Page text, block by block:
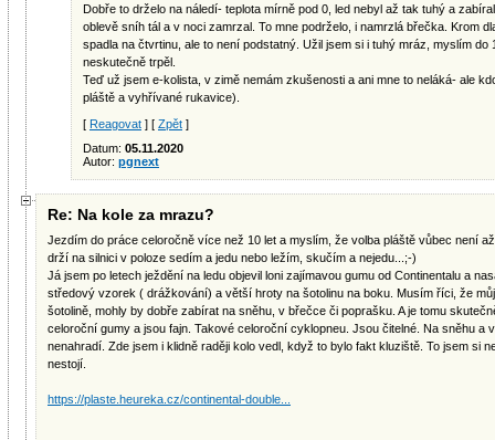
Dobře to drželo na náledí- teplota mírně pod 0, led nebyl až tak tuhý a
oblevě sníh tál a v noci zamrzal. To mne podrželo, i namrzlá břečka. Krom
spadla na čtvrtinu, ale to není podstatný. Užil jsem si i tuhý mráz, myslím do
neskutečně trpěl.
Teď už jsem e-kolista, v zimě nemám zkušenosti a ani mne to neláká- ale
pláště a vyhřívané rukavice).
[ Reagovat ] [ Zpět ]
Datum: 05.11.2020
Autor: pgnext
Re: Na kole za mrazu?
Jezdím do práce celoročně více než 10 let a myslím, že volba pláště vůbec není
drží na silnici v poloze sedím a jedu nebo ležím, skučím a nejedu...;-)
Já jsem po letech ježdění na ledu objevil loni zajímavou gumu od Continentalu a
středový vzorek ( drážkování) a větší hroty na šotolinu na boku. Musím říci, že
šotolině, mohly by dobře zabírat na sněhu, v břečce či poprašku. A je tomu
celoroční gumy a jsou fajn. Takové celoroční cyklopneu. Jsou čitelné. Na sněhu a
nenahradí. Zde jsem i klidně raději kolo vedl, když to bylo fakt kluziště. To jsem si
nestojí.
https://plaste.heureka.cz/continental-double...